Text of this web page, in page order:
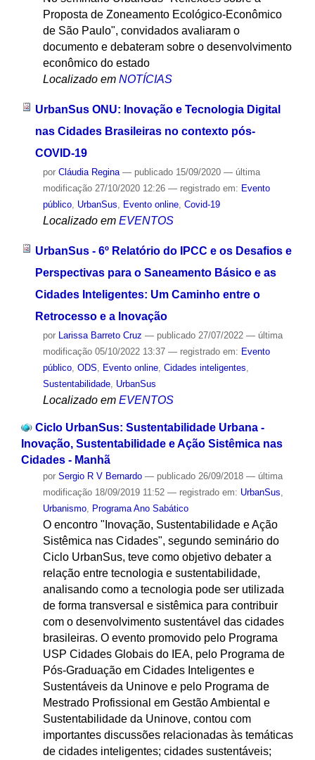
Proposta de Zoneamento Ecológico-Econômico
de São Paulo", convidados avaliaram o
documento e debateram sobre o desenvolvimento
econômico do estado
Localizado em NOTÍCIAS
UrbanSus ONU: Inovação e Tecnologia Digital
nas Cidades Brasileiras no contexto pós-
COVID-19
por Cláudia Regina — publicado15/09/2020 — última
modificação27/10/2020 12:26 — registrado em: Evento
público, UrbanSus, Evento online, Covid-19
Localizado em EVENTOS
UrbanSus - 6º Relatório do IPCC e os Desafios e
Perspectivas para o Saneamento Básico e as
Cidades Inteligentes: Um Caminho entre o
Retrocesso e a Inovação
por Larissa Barreto Cruz — publicado27/07/2022 — última
modificação05/10/2022 13:37 — registrado em: Evento
público, ODS Evento online, Cidades inteligentes
Sustentabilidade, UrbanSus
Localizado em EVENTOS
Ciclo UrbanSus: Sustentabilidade Urbana -
Inovação, Sustentabilidade e Ação Sistêmica nas
Cidades - Manhã
por Sergio R V Bernardo — publicado26/09/2018 — última
modificação18/09/2019 11:52 — registrado em: UrbanSus
Urbanismo, Programa Ano Sabático
O encontro "Inovação, Sustentabilidade e Ação
Sistêmica nas Cidades", segundo seminário do
Ciclo UrbanSus, teve como objetivo debater a
relação entre tecnologia e sustentabilidade,
analisando como a tecnologia pode ser utilizada
de forma transversal e sistêmica para contribuir
com o desenvolvimento sustentável das cidades
brasileiras. O evento promovido pelo Programa
USP Cidades Globais do IEA, pelo Programa de
Pós-Graduação em Cidades Inteligentes e
Sustentáveis da Uninove e pelo Programa de
Mestrado Profissional em Gestão Ambiental e
Sustentabilidade da Uninove, contou com
importantes discussões relacionadas às temáticas
de cidades inteligentes; cidades sustentáveis;